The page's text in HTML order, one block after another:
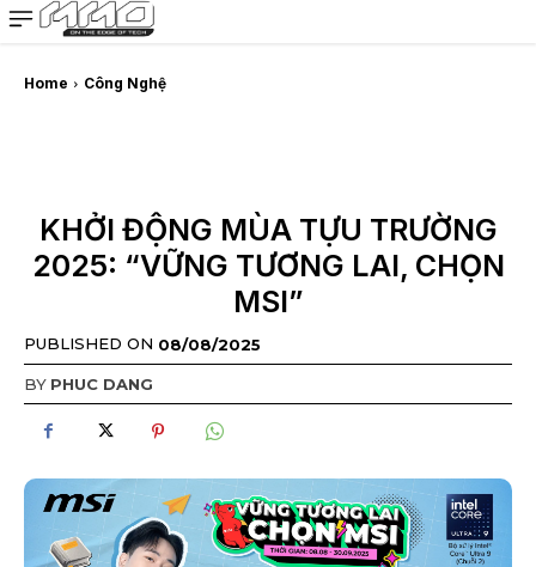
MMOSITE - Thông tin công nghệ
Bài viết nổi bật
Home Công Nghệ
KHỞI ĐỘNG MÙA TỰU TRƯỜNG
2025: “VỮNG TƯƠNG LAI, CHỌN
MSI”
PUBLISHED ON 08/08/2025
BY PHUC DANG